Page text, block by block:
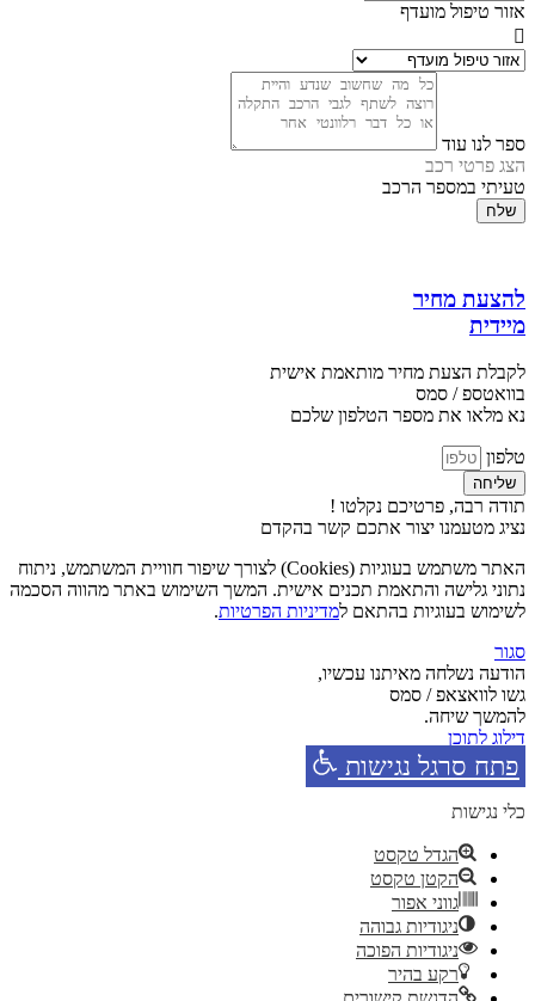
אזור טיפול מועדף
ספר לנו עוד
הצג פרטי רכב
טעיתי במספר הרכב
שלח
להצעת מחיר
מיידית
לקבלת הצעת מחיר מותאמת אישית
בוואטספ / סמס
נא מלאו את מספר הטלפון שלכם
טלפון
שליחה
תודה רבה, פרטיכם נקלטו !
נציג מטעמנו יצור אתכם קשר בהקדם
האתר משתמש בעוגיות (Cookies) לצורך שיפור חוויית המשתמש, ניתוח
נתוני גלישה והתאמת תכנים אישית. המשך השימוש באתר מהווה הסכמה
לשימוש בעוגיות בהתאם למדיניות הפרטיות.
סגור
הודעה נשלחה מאיתנו עכשיו,
גשו לוואצאפ / סמס
להמשך שיחה.
דילוג לתוכן
פתח סרגל נגישות
כלי נגישות
הגדל טקסט
הקטן טקסט
גווני אפור
ניגודיות גבוהה
ניגודיות הפוכה
רקע בהיר